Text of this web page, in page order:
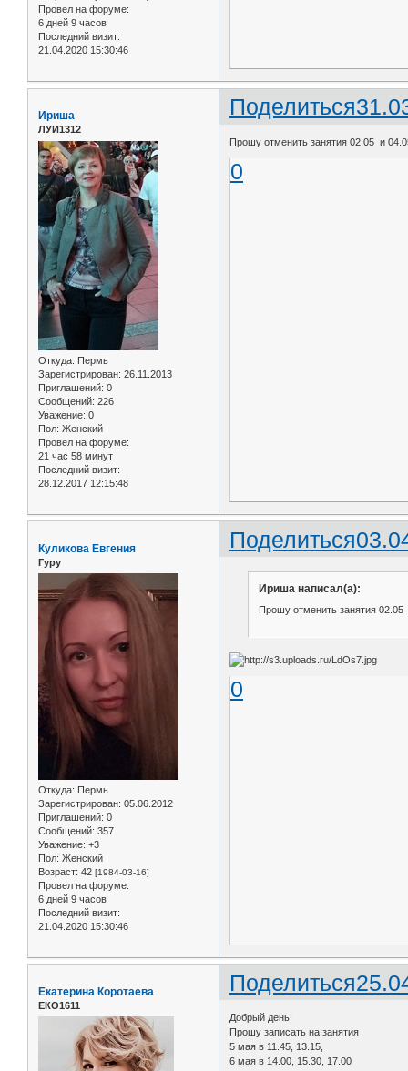
Провел на форуме:
6 дней 9 часов
Последний визит:
21.04.2020 15:30:46
Поделиться
Ириша
ЛУИ1312
Откуда: Пермь
Зарегистрирован: 26.11.2013
Приглашений: 0
Сообщений: 226
Уважение: 0
Пол: Женский
Провел на форуме:
21 час 58 минут
Последний визит:
28.12.2017 12:15:48
Прошу отменить занятия 02.05 и
0
Поделиться
Куликова Евгения
Гуру
Откуда: Пермь
Зарегистрирован: 05.06.2012
Приглашений: 0
Сообщений: 357
Уважение: +3
Пол: Женский
Возраст: 42 [1984-03-16]
Провел на форуме:
6 дней 9 часов
Последний визит:
21.04.2020 15:30:46
Ириша написал(а):
Прошу отменить занятия 02.05
0
Поделиться
Екатерина Коротаева
ЕКО1611
Добрый день!
Прошу записать на занятия
5 мая в 11.45, 13.15,
6 мая в 14.00, 15.30, 17.00